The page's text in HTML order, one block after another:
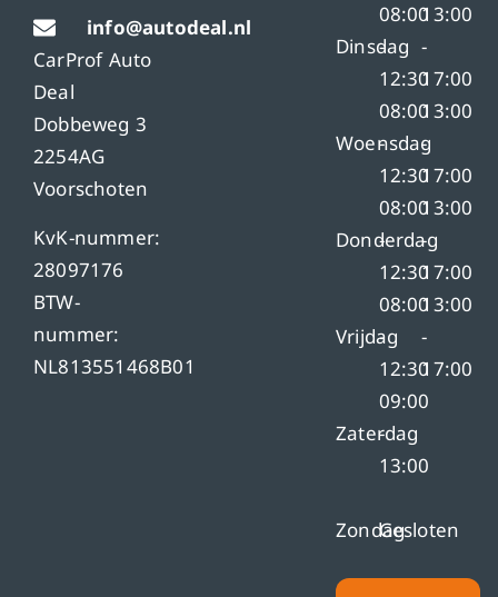
info@autodeal.nl
CarProf Auto
Deal
Dobbeweg 3
2254AG
Voorschoten
KvK-nummer:
28097176
BTW-
nummer:
NL813551468B01
Dinsdag
08:00
-
12:30
13:00
-
17:00
Woensdag
08:00
-
12:30
13:00
-
17:00
Donderdag
08:00
-
12:30
13:00
-
17:00
Vrijdag
08:00
-
12:30
13:00
-
17:00
Zaterdag
09:00
-
13:00
ZondagGesloten